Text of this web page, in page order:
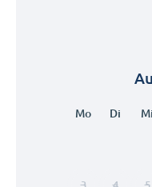
Mo Di Mi